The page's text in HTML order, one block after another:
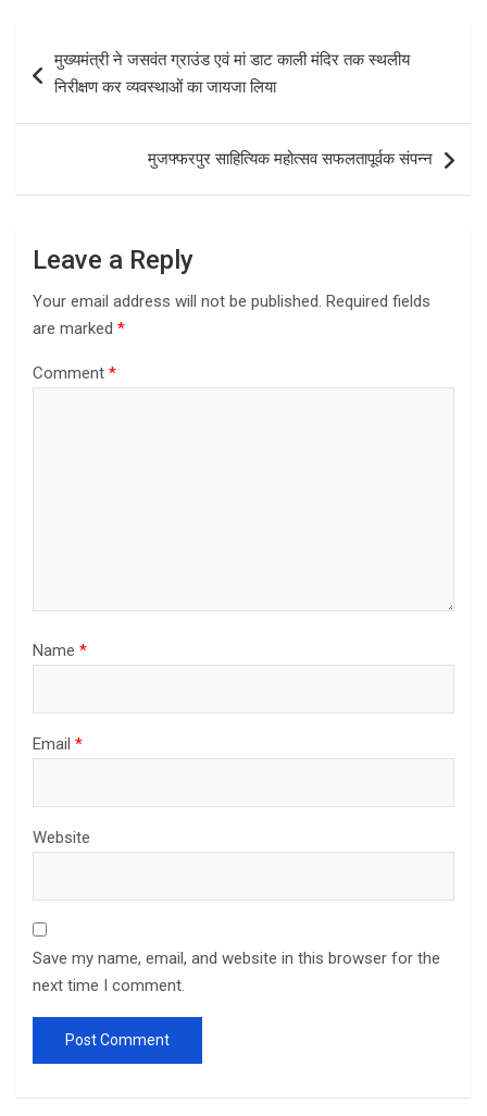
b
o
er
A
p
navigation
मुख्यमंत्री ने जसवंत ग्राउंड एवं मां डाट काली मंदिर तक स्थलीय
निरीक्षण कर व्यवस्थाओं का जायजा लिया
मुजफ्फरपुर साहित्यिक महोत्सव सफलतापूर्वक संपन्न
Leave a Reply
Your email address will not be published. Required fields
are marked *
Comment *
Name *
Email *
Website
Save my name, email, and website in this browser for the
next time I comment.